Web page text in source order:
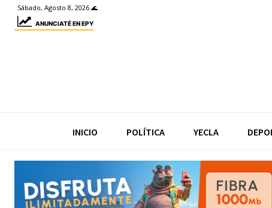
Sábado, Agosto 8, 2026 🌊
ANUNCIATÉ EN EPY
INICIO POLÍTICA YECLA